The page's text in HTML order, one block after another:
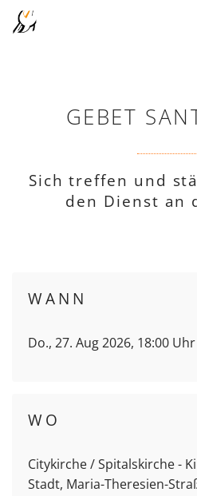
GEBET
Sich treffen und
den Dienst an
WANN
Do., 27. Aug 2026, 18:00 Uhr
WO
Citykirche / Spitalskirche -
Stadt, Maria-Theresien-